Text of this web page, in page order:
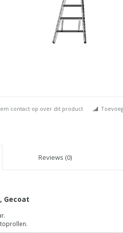
contact op over dit product
Reviews (0)
Gecoat
toprollen.